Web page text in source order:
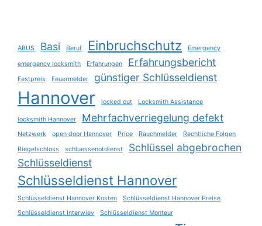
ABUS Basi Beruf Einbruchschutz Emergency
emergency locksmith Erfahrungen Erfahrungsbericht
Festpreis Feuermelder günstiger Schlüsseldienst
Hannover locked out Locksmith Assistance
locksmith Hannover Mehrfachverriegelung defekt
Netzwerk open door Hannover Price Rauchmelder
Rechtliche Folgen
Riegelschloss
schluessenotdienst
Schlüssel abgebrochen
Schlüsseldienst
Schlüsseldienst Hannover
Schlüsseldienst Hannover Kosten
Schlüsseldienst Hannover Preise
Schlüsseldienst Interwiev
Schlüsseldienst Monteur